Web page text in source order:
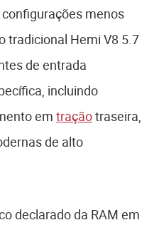
menos
tradicional Hemi V8 5.7
de entrada
incluindo
em traçãotraseira,
de alto
declarado da RAM em